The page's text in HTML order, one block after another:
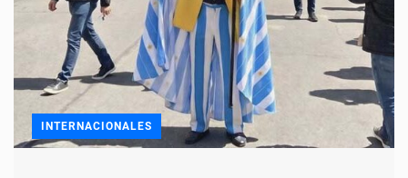
INTERNACIONALES